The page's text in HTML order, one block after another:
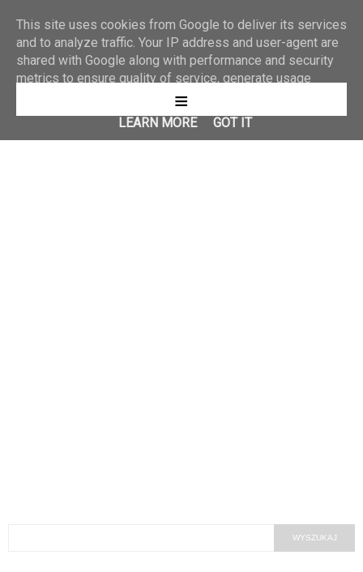
≡
This site uses cookies from Google to deliver its services
and to analyze traffic. Your IP address and user-agent are
shared with Google along with performance and security
metrics to ensure quality of service, generate usage
statistics, and to detect and address abuse.
LEARN MORE
GOT IT